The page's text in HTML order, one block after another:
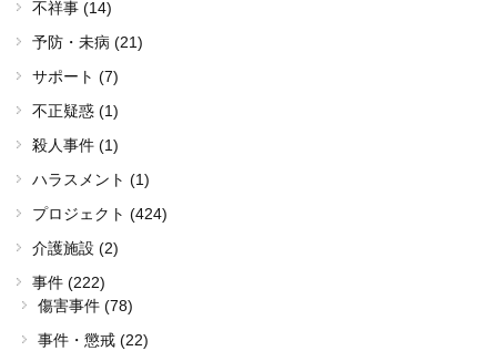
不祥事 (14)
予防・未病 (21)
サポート (7)
不正疑惑 (1)
殺人事件 (1)
ハラスメント (1)
プロジェクト (424)
介護施設 (2)
事件 (222)
傷害事件 (78)
事件・懲戒 (22)